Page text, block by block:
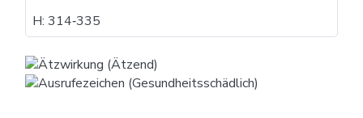
H: 314​‐​335